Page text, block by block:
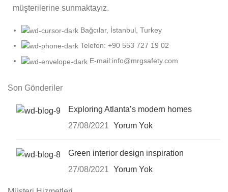
müşterilerine sunmaktayız.
Bağcılar, İstanbul, Turkey
Telefon: +90 553 727 19 02
E-mail:info@mrgsafety.com
Son Gönderiler
Exploring Atlanta’s modern homes
27/08/2021 Yorum Yok
Green interior design inspiration
27/08/2021 Yorum Yok